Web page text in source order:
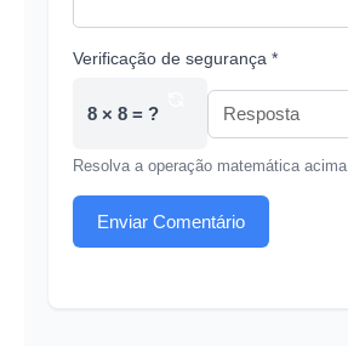
Verificação de segurança *
8 × 8 = ?
Resolva a operação matemática acima
Enviar Comentário